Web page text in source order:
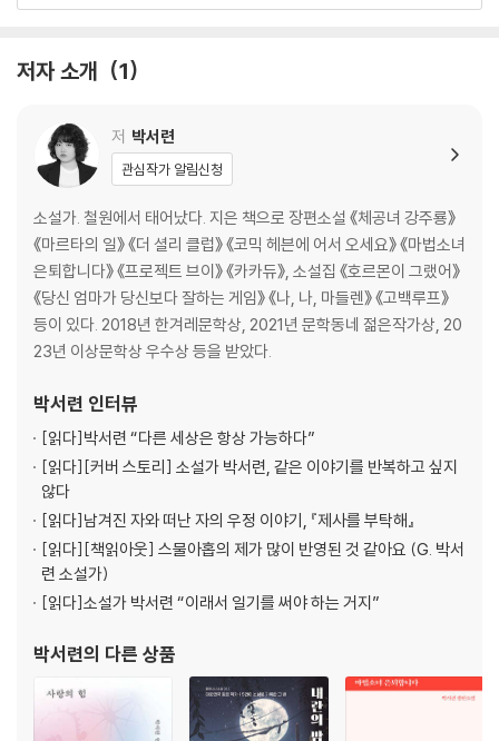
저자 소개 1
저 박서련
관심작가 알림신청
소설가. 철원에서 태어났다. 지은 책으로 장편소설 《체공녀 강주룡》
《마르타의 일》 《더 셜리 클럽》 《코믹 헤븐에 어서 오세요》 《마법소녀
은퇴합니다》 《프로젝트 브이》 《카카듀》, 소설집 《호르몬이 그랬어》
《당신 엄마가 당신보다 잘하는 게임》 《나, 나, 마들렌》 《고백루프》
등이 있다. 2018년 한겨레문학상, 2021년 문학동네 젊은작가상, 20
23년 이상문학상 우수상 등을 받았다.
박서련 인터뷰
[읽다]박서련 “다른 세상은 항상 가능하다”
[읽다][커버 스토리] 소설가 박서련, 같은 이야기를 반복하고 싶지
않다
[읽다]남겨진 자와 떠난 자의 우정 이야기, 『제사를 부탁해』
[읽다][책읽아웃] 스물아홉의 제가 많이 반영된 것 같아요 (G. 박서
련 소설가)
[읽다]소설가 박서련 “이래서 일기를 써야 하는 거지”
박서련의 다른 상품